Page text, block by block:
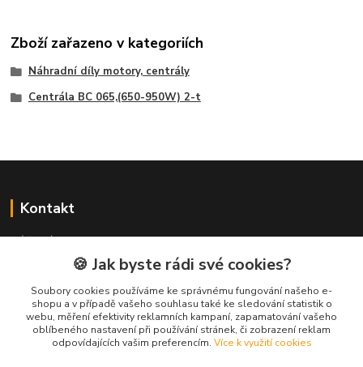
Zboží zařazeno v kategoriích
Náhradní díly motory, centrály
Centrála BC 065,(650-950W) 2-t
Kontakt
+420 481 621 329
centraly@enhlava.cz
🍪 Jak byste rádi své cookies?
Soubory cookies používáme ke správnému fungování našeho e-
shopu a v případě vašeho souhlasu také ke sledování statistik o
webu, měření efektivity reklamních kampaní, zapamatování vašeho
oblíbeného nastavení při používání stránek, či zobrazení reklam
odpovídajících vašim preferencím. Více k využití cookies